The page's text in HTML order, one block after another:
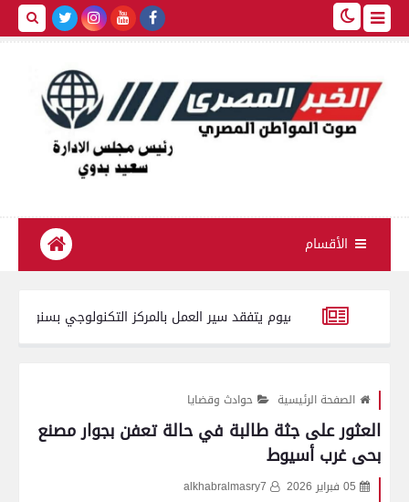
الأقسام
محافظ الفيوم يتفقد سير العمل بالمركز التكنولوجي بسنورس
الصفحة الرئيسية حوادث وقضايا
العثور على جثة طالبة في حالة تعفن بجوار مصنع
بحى غرب أسيوط
05 فبراير 2026 alkhabralmasry7